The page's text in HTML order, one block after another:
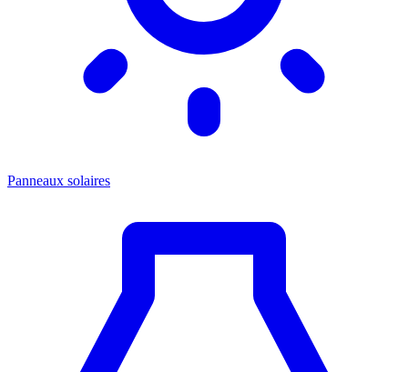
Panneaux solaires